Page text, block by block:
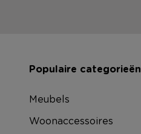
Populaire categorieën
Meubels
Woonaccessoires